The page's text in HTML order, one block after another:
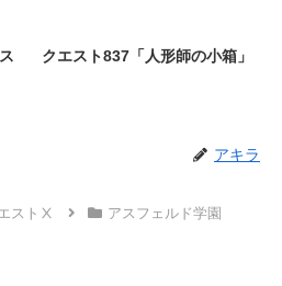
クエスト837「人形師の小箱」
アキラ
ストⅩ アスフェルド学園